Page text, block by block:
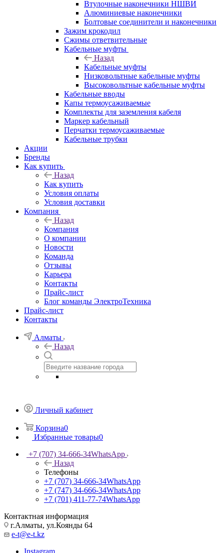
Втулочные наконечники НШВИ
Алюминиевые наконечники
Болтовые соединители и наконечники
Зажим крокодил
Сжимы ответвительные
Кабельные муфты
Назад
Кабельные муфты
Низковольтные кабельные муфты
Высоковольтные кабельные муфты
Кабельные вводы
Капы термоусаживаемые
Комплекты для заземления кабеля
Маркер кабельный
Перчатки термоусаживаемые
Кабельные трубки
Акции
Бренды
Как купить
Назад
Как купить
Условия оплаты
Условия доставки
Компания
Назад
Компания
О компании
Новости
Команда
Отзывы
Карьера
Контакты
Прайс-лист
Блог команды ЭлектроТехника
Прайс-лист
Контакты
Алматы
Назад
Личный кабинет
Корзина0
Избранные товары0
+7 (707) 34-666-34WhatsApp
Назад
Телефоны
+7 (707) 34-666-34WhatsApp
+7 (747) 34-666-34WhatsApp
+7 (701) 411-77-74WhatsApp
Контактная информация
г.Алматы, ул.Коянды 64
e-t@e-t.kz
Instagram